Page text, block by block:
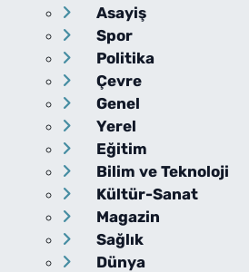
Asayiş
Spor
Politika
Çevre
Genel
Yerel
Eğitim
Bilim ve Teknoloji
Kültür-Sanat
Magazin
Sağlık
Dünya